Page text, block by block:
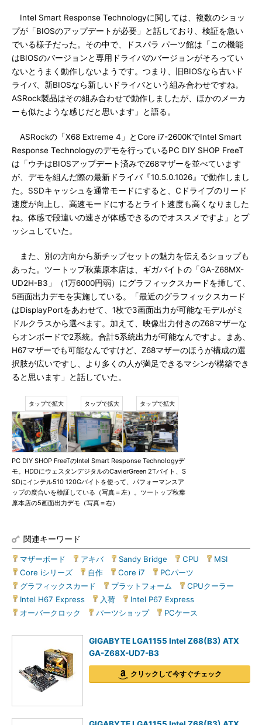
Intel Smart Response Technologyに関しては、複数のショッ
プが「BIOSのアップデートが必要」と話しており、検証を急い
でいる様子だった。その中で、ドスパラ パーツ館は「この機能
はBIOSのバージョンと専用ドライバのバージョンがそろってい
ないとうまく動作しないようです。つまり、旧BIOSなら古いド
ライバ、新BIOSなら新しいドライバという組み合わせですね。
ASRock製品はその組み合わせで動作しましたが、ほかのメーカ
ーも似たような感じだと思います」と語る。
ASRockの「X68 Extreme 4」とCore i7-2600KでIntel Smart
Response Technologyのデモを行っているPC DIY SHOP FreeT
は「ウチはBIOSアップデート済みでZ68マザーを並べています
が、デモを組んだ際の最新ドライバ『10.5.0.1026』で動作しまし
た。SSDキャッシュを通常モードにすると、Cドライブのリード
速度が向上し、高速モードにするとライト速度も高くなりました
ね。体感で段違いの速さが体感できるのでオススメですよ」とプ
ッシュしていた。
また、別の方向から新チップセットの魅力を伝えるショップも
あった。ツートップ秋葉原本店は、ギガバイトの「GA-Z68MX-
UD2H-B3」（1万6000円弱）にグラフィックスカードを挿して、
5画面出力デモを実施している。「最近のグラフィックスカード
はDisplayPortをあわせて、1枚で3画面出力が可能なモデルがミ
ドルクラスから選べます。加えて、映像出力付きのZ68マザーな
らオンボードで2系統。合計5系統出力が可能なんですよ。まあ、
H67マザーでも可能なんですけど、Z68マザーのほうが構成の選
択肢が広いですし、より多くの人が満足できるマシンが構築でき
ると思います」と話していた。
PC DIY SHOP FreeTのIntel Smart Response Technologyデ
モ。HDDにウェスタンデジタルのCavierGreen 2Tバイト、S
SDにインテル510 120Gバイトを使って、パフォーマンスア
ップの度合いを検証している（写真＝左）。ツートップ秋葉
原本店の5画面出力デモ（写真＝右）
関連キーワード
マザーボード アキバ| Sandy Bridge CPU MSI
Core iシリーズ
自作 Core i7 PCパーツ
グラフィックスカード
プラットフォーム CPUクーラー
Intel H67 Express
入荷 Intel P67 Express
オーバークロック
パーツショップ| PCケース
GIGABYTE LGA1155 Intel Z68(B3) ATX
GA-Z68X-UD7-B3
クリックして今すぐチェック